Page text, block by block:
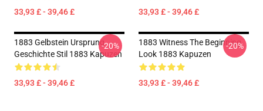
33,93 £ - 39,46 £ 33,93 £ - 39,46 £
1883 Gelbstein Ursprung
Geschichte Stil 1883 Kapuzen
33,93 £ - 39,46 £
-20%
1883 Witness The Beginning
Look 1883 Kapuzen
33,93 £ - 39,46 £
-20%